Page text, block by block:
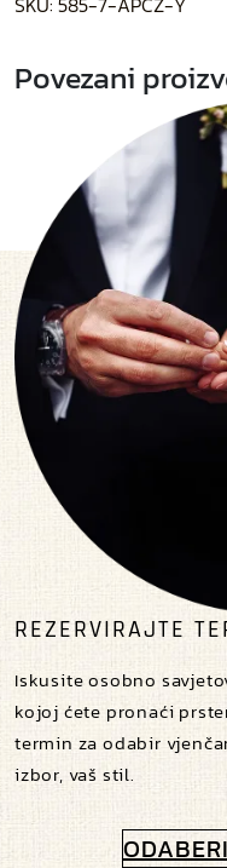
Povezani
REZERVIRAJTE
Iskusite osobno
kojoj ćete pronaći
termin za odabir
izbor, vaš stil.